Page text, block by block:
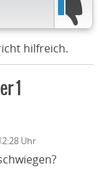
hilfreich.
1
Uhr